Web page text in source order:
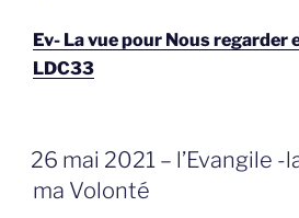
Ev- La vue pour Nous regarder
LDC33
GEPLAATST
OP
26 mai 2021 – l’Evangile -
ma Volonté